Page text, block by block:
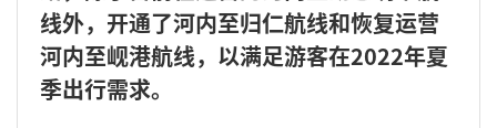
线外，开通了河内至归仁航线和恢复运营
河内至岘港航线，以满足游客在2022年夏
季出行需求。